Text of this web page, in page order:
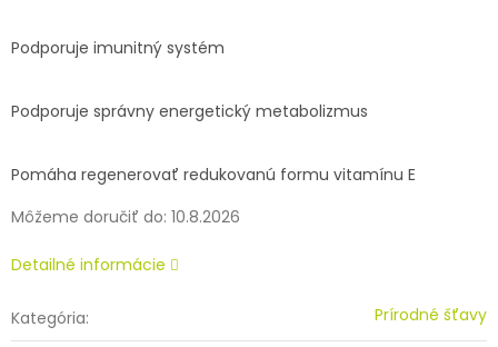
Môžeme doručiť do: 10.8.2026
Podporuje imunitný systém
Podporuje správny energetický metabolizmus
Pomáha regenerovať redukovanú formu vitamínu E
Detailné informácie
Kategória: Prírodné šťavy